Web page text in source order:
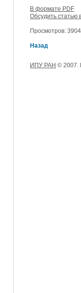
В формате PDF
Обсудить статью
Просмотров:
Назад
ИПУ РАН © 2007.